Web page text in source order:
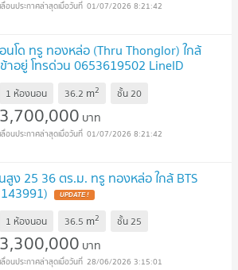
01/07/2026 8:21:42
โด ทรู ทองหล่อ (Thru Thonglor) ใกล้
าอยู่ โทรด่วน 0653619502 LineID
1 ห้องนอน 36.2 m2 ชั้น20
3,700,000 บาท
01/07/2026 8:21:42
ง 25 36 ตร.ม. ทรู ทองหล่อ ใกล้ BTS
UPDATE !
1 ห้องนอน 36.5 m2 ชั้น25
3,300,000 บาท
28/06/2026 3:15:01